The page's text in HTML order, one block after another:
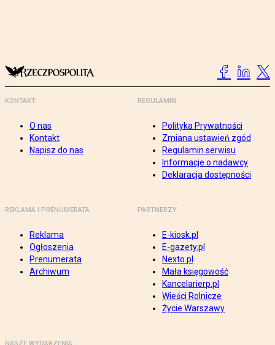
KONTAKT
O nas
Kontakt
Napisz do nas
REGULAMIN
Polityka Prywatności
Zmiana ustawień zgód
Regulamin serwisu
Informacje o nadawcy
Deklaracja dostępności
REKLAMA I PRENUMERATA
Reklama
Ogłoszenia
Prenumerata
Archiwum
PARTNERZY
E-kiosk.pl
E-gazety.pl
Nexto.pl
Mała księgowość
Kancelarierp.pl
Wieści Rolnicze
Życie Warszawy